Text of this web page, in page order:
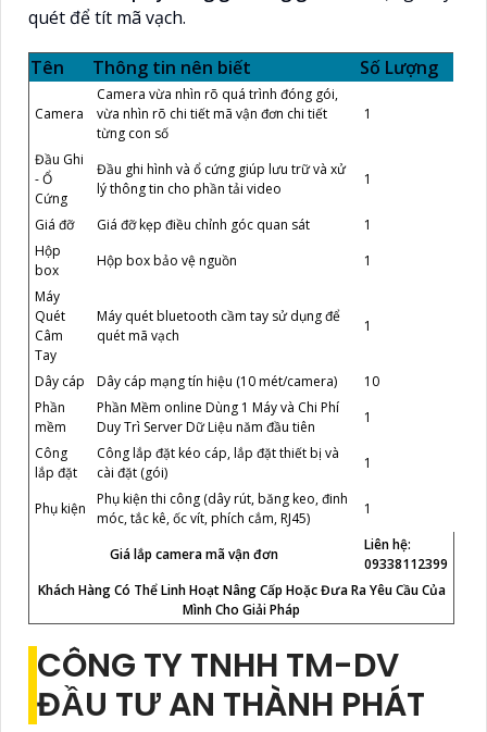
quét để tít mã vạch.
Tên Thông tin nên biết Số Lượng
Camera
Camera vừa nhìn rõ quá trình đóng gói,
vừa nhìn rõ chi tiết mã vận đơn chi tiết
từng con số
1
Đầu Ghi
- Ổ
Cứng
Đầu ghi hình và ổ cứng giúp lưu trữ và xử
lý thông tin cho phần tải video
1
Giá đỡ Giá đỡ kẹp điều chỉnh góc quan sát
1
Hộp
box
Hộp box bảo vệ nguồn
1
Máy
Quét
Câm
Tay
Máy quét bluetooth cầm tay sử dụng để
quét mã vạch
1
Dây cáp Dây cáp mạng tín hiệu (10 mét/camera)
10
Phần
mềm
Phần Mềm online Dùng 1 Máy và Chi Phí
Duy Trì Server Dữ Liệu năm đầu tiên
1
Công
lắp đặt
Công lắp đặt kéo cáp, lắp đặt thiết bị và
cài đặt (gói)
1
Phụ kiện
Phụ kiện thi công (dây rút, băng keo, đinh
móc, tắc kê, ốc vít, phích cắm, RJ45)
1
Giá lắp camera mã vận đơn
Liên hệ:
09338112399
Khách Hàng Có Thể Linh Hoạt Nâng Cấp Hoặc Đưa Ra Yêu Cầu Của
Mình Cho Giải Pháp
CÔNG TY TNHH TM-DV
ĐẦU TƯ AN THÀNH PHÁT